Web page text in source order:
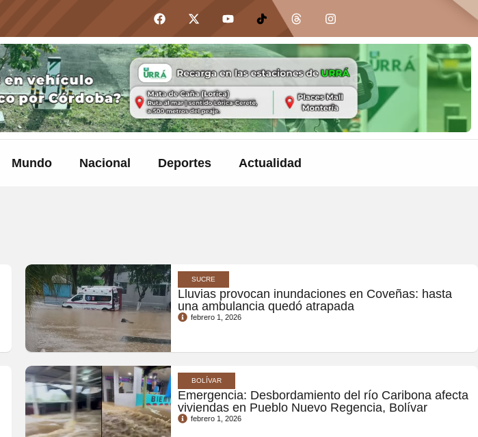
Mundo Nacional Deportes Actualidad
SUCRE
Lluvias provocan inundaciones en Coveñas: hasta
una ambulancia quedó atrapada
febrero 1, 2026
BOLÍVAR
Emergencia: Desbordamiento del río Caribona afecta
viviendas en Pueblo Nuevo Regencia, Bolívar
febrero 1, 2026